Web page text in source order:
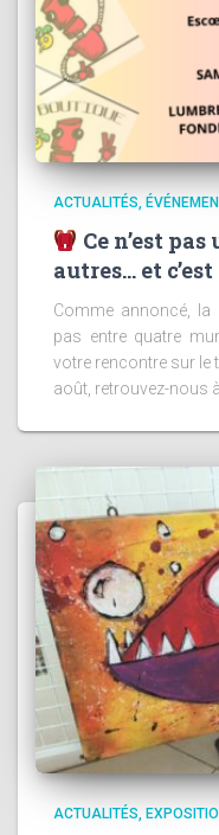
ACTUALITÉS
Ce n’est
autres… et
Comme annoncé, la
pas entre quatre
votre rencontre sur le
août, retrouvez-nous à
ACTUALITÉS